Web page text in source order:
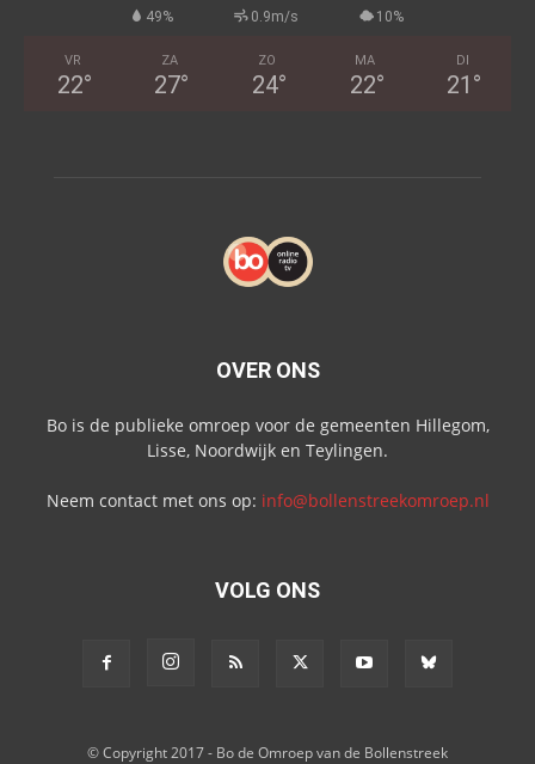
49% 0.9m/s 10%
VR
22°
ZA
27°
ZO
24°
MA
22°
DI
21 °
OVER ONS
Bo is de publieke omroep voor de gemeenten Hillegom,
Lisse, Noordwijk en Teylingen.
Neem contact met ons op: info@bollenstreekomroep.nl
VOLG ONS
© Copyright 2017 - Bo de Omroep van de Bollenstreek